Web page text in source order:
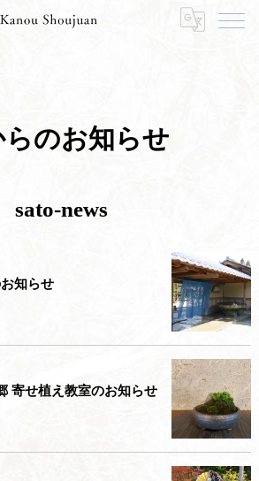
郷からのお知らせ
らのお知らせ
sato-news
知らせ
寄せ植え教室のお知らせ